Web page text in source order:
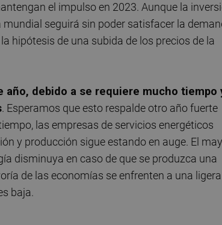
el impulso en 2023. Aunque la
seguirá sin poder satisfacer la
hipótesis de una subida de los precios de la
debido a se requiere mucho tiempo
. Esperamos que esto respalde otro año fuerte
las empresas de servicios energéticos
y producción sigue estando en auge. El
disminuya en caso de que se produzca una
de las economías se enfrenten a una ligera
baja.